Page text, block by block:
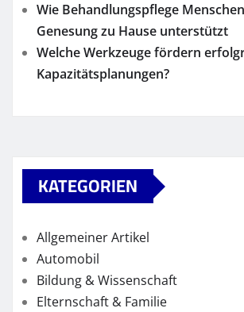
Wie Behandlungspflege
Genesung zu Hause unterstützt
Welche Werkzeuge fördern
Kapazitätsplanungen?
KATEGORIEN
Allgemeiner Artikel
Automobil
Bildung & Wissenschaft
Elternschaft & Familie